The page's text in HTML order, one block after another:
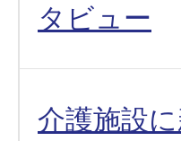
タビュー
介護施設